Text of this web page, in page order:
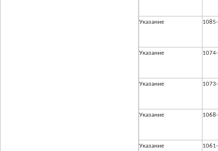
Указание
Указание
Указание
Указание
Указание